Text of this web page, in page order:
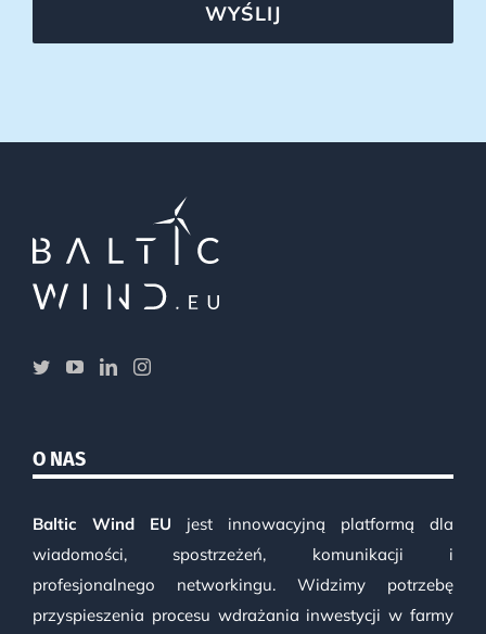
WYŚLIJ
O NAS
Baltic Wind EU jest innowacyjną platformą dla
wiadomości, spostrzeżeń, komunikacji i
profesjonalnego networkingu. Widzimy potrzebę
przyspieszenia procesu wdrażania inwestycji w farmy